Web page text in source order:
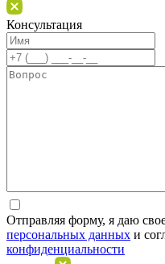
Консультация
Отправляя форму, я даю
персональных данных и
конфиденциальности